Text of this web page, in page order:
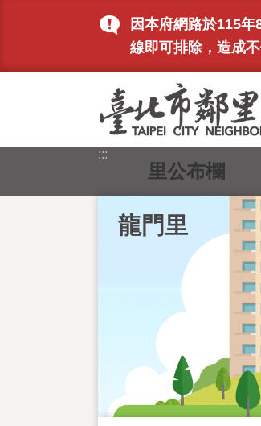
跳到主要內容區塊
因本府網路於115
線即可排除，造成不
:::
龍門里
里公布欄